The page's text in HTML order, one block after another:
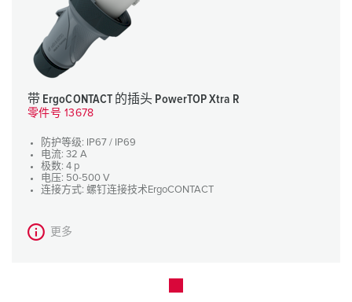
带 ErgoCONTACT 的插头 PowerTOP Xtra R
零件号 13678
防护等级: IP67 / IP69
电流: 32 A
极数: 4 p
电压: 50-500 V
连接方式: 螺钉连接技术ErgoCONTACT
更多